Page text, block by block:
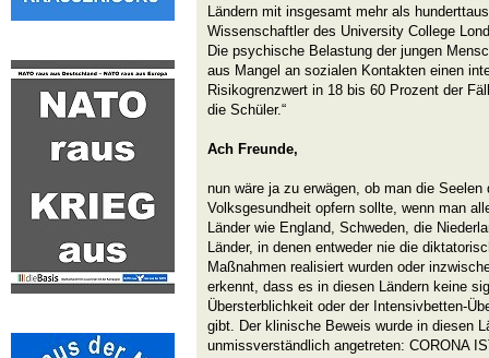
Ländern mit insgesamt mehr als
Wissenschaftler des University College
Die psychische Belastung der jungen
aus Mangel an sozialen Kontakten einen
Risikogrenzwert in 18 bis 60 Prozent der
die Schüler.“
Ach Freunde,
nun wäre ja zu erwägen, ob man die
Volksgesundheit opfern sollte, wenn man
Länder wie England, Schweden, die
Länder, in denen entweder nie die
Maßnahmen realisiert wurden oder
erkennt, dass es in diesen Ländern keine
Übersterblichkeit oder der Intensivbetten-
gibt. Der klinische Beweis wurde in diesen
unmissverständlich angetreten: CORONA